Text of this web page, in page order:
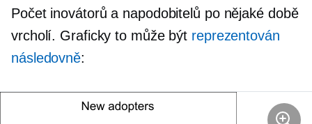
Počet inovátorů a napodobitelů po nějaké době
vrcholí. Graficky to může být reprezentován
následovně: